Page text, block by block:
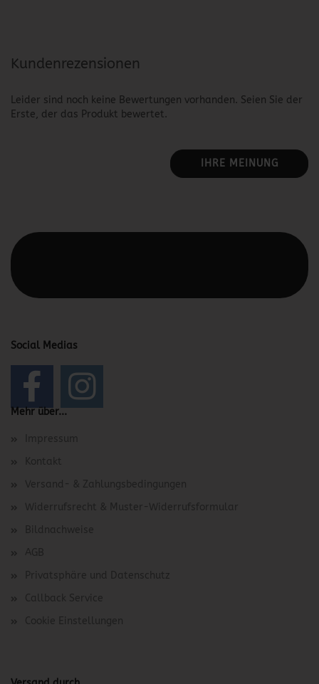
Kundenrezensionen
Leider sind noch keine Bewertungen vorhanden. Seien Sie der
Erste, der das Produkt bewertet.
IHRE MEINUNG
Social Medias
Mehr über...
Impressum
Kontakt
Versand- & Zahlungsbedingungen
Widerrufsrecht & Muster-Widerrufsformular
Bildnachweise
AGB
Privatsphäre und Datenschutz
Callback Service
Cookie Einstellungen